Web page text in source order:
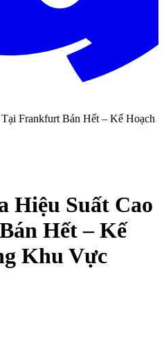
Frankfurt Bán Hết – Kế Hoạch
Hiệu Suất Cao
Hết – Kế
Khu Vực